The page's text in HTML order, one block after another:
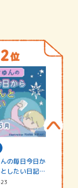
の毎日今日か
としたい日記